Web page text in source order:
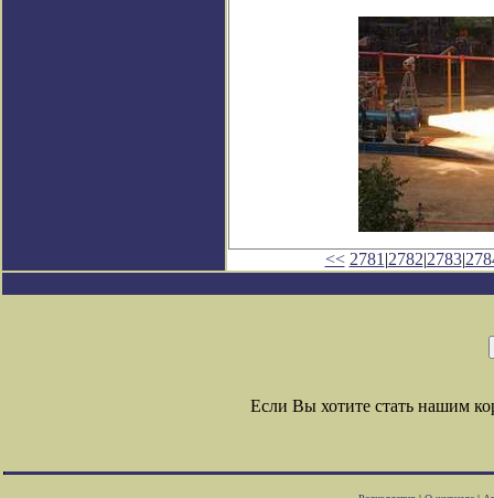
<< 2781 |2782|2783|
Если Вы хотите стать нашим